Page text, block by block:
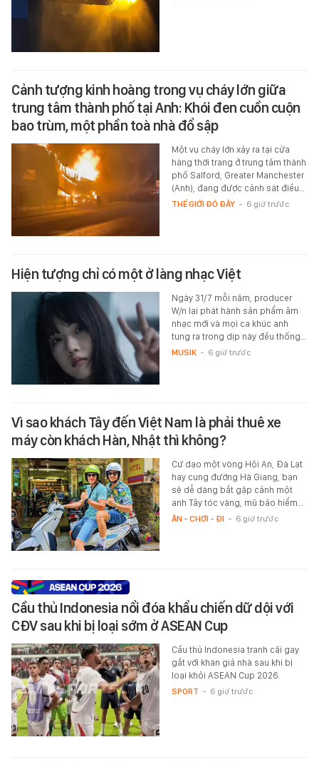
Cảnh tượng kinh hoàng trong vụ cháy lớn giữa
trung tâm thành phố tại Anh: Khói đen cuồn cuộn
bao trùm, một phần toà nhà đổ sập
Một vụ cháy lớn xảy ra tại cửa
hàng thời trang ở trung tâm thành
phố Salford, Greater Manchester
(Anh), đang được cảnh sát điều…
THẾ GIỚI ĐÓ ĐÂY - 6 giờ trước
Hiện tượng chỉ có một ở làng nhạc Việt
Ngày 31/7 mỗi năm, producer
W/n lại phát hành sản phẩm âm
nhạc mới và mọi ca khúc anh
tung ra trong dịp này đều thống…
MUSIK - 6 giờ trước
Vì sao khách Tây đến Việt Nam là phải thuê xe
máy còn khách Hàn, Nhật thì không?
Cứ dạo một vòng Hội An, Đà Lạt
hay cung đường Hà Giang, bạn
sẽ dễ dàng bắt gặp cảnh một
anh Tây tóc vàng, mũ bảo hiểm…
ĂN - CHƠI - ĐI - 6 giờ trước
Cầu thủ Indonesia nổi đóa khẩu chiến dữ dội với
CĐV sau khi bị loại sớm ở ASEAN Cup
Cầu thủ Indonesia tranh cãi gay
gắt với khán giả nhà sau khi bị
loại khỏi ASEAN Cup 2026.
SPORT - 6 giờ trước